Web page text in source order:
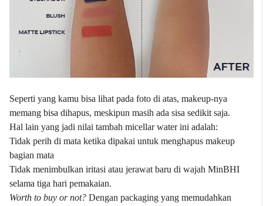
Seperti yang kamu bisa lihat pada foto di atas, makeup-nya
memang bisa dihapus, meskipun masih ada sisa sedikit saja.
Hal lain yang jadi nilai tambah micellar water ini adalah:
Tidak perih di mata ketika dipakai untuk menghapus makeup
bagian mata
Tidak menimbulkan iritasi atau jerawat baru di wajah MinBHI
selama tiga hari pemakaian.
Worth to buy or not? Dengan packaging yang memudahkan